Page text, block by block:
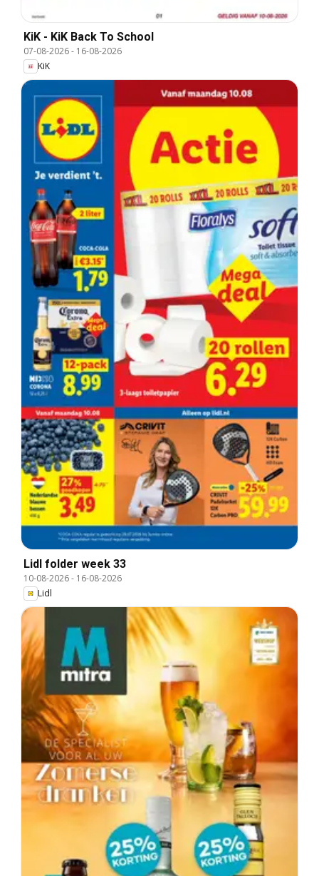
KiK - KiK Back To School
07-08-2026- 16-08-2026
KiK
Lidl folder week 33
10-08-2026- 16-08-2026
Lidl